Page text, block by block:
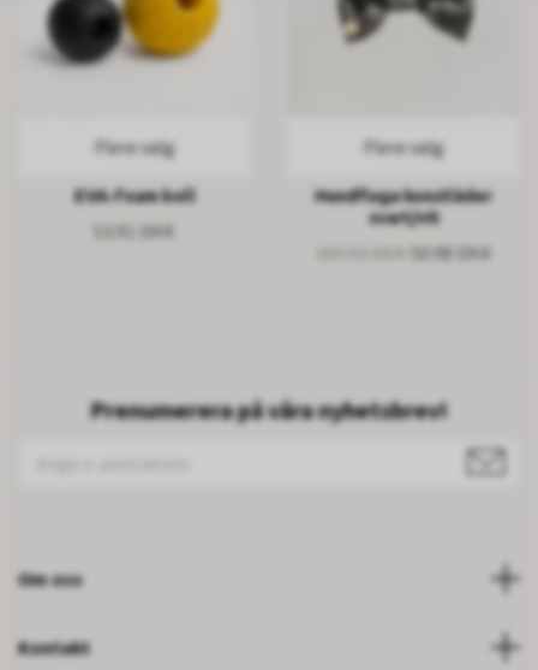
Flere valg
EVA-foam boll
53.91 DKK
Flere valg
Hundfluga konstläder
svart/vit
50.98 DKK
Prenumerera på våra nyhetsbrev!
Om oss
Kontakt